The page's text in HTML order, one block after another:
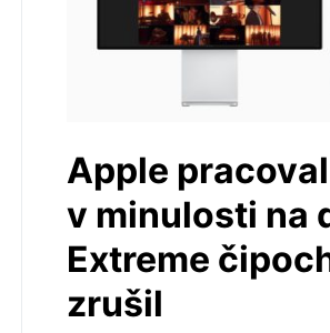
Apple pracoval
v minulosti na
Extreme
zrušil